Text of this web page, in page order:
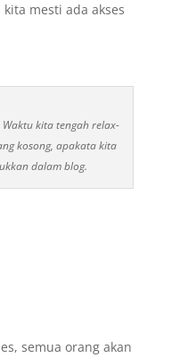
mesti ada akses
kita tengah relax-
kosong, apakata kita
dalam blog.
semua orang akan